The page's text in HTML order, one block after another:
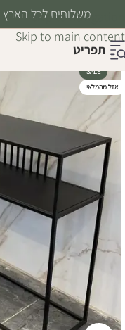
Skip to navigation
Skip to main content
משלוחים לכל הארץ |
תפריט
SALE
אזל מהמלאי